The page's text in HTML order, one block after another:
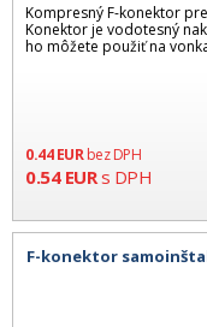
Kompresný F-konektor
Konektor je vodotesný
ho môžete použiť na
0.44EUR bez DPH
0.54EURs DPH
F-konektor